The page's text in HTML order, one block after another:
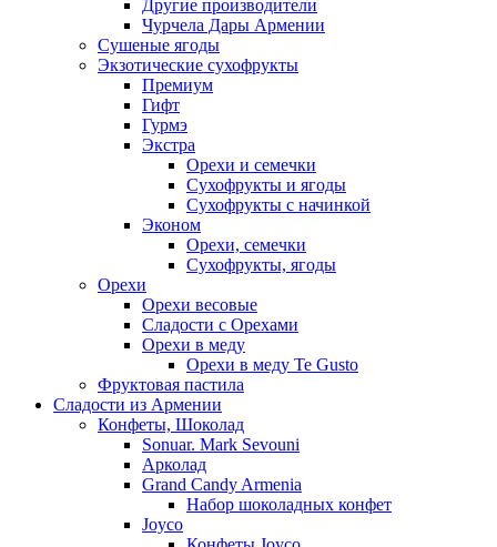
Другие производители
Чурчела Дары Армении
Сушеные ягоды
Экзотические сухофрукты
Премиум
Гифт
Гурмэ
Экстра
Орехи и семечки
Сухофрукты и ягоды
Сухофрукты с начинкой
Эконом
Орехи, семечки
Сухофрукты, ягоды
Орехи
Орехи весовые
Сладости с Орехами
Орехи в меду
Орехи в меду Te Gusto
Фруктовая пастила
Сладости из Армении
Конфеты, Шоколад
Sonuar. Mark Sevouni
Арколад
Grand Candy Armenia
Набор шоколадных конфет
Joyco